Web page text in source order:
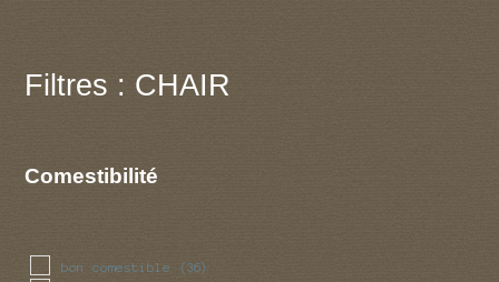
Filtres : CHAIR
Comestibilité
bon comestible (36)